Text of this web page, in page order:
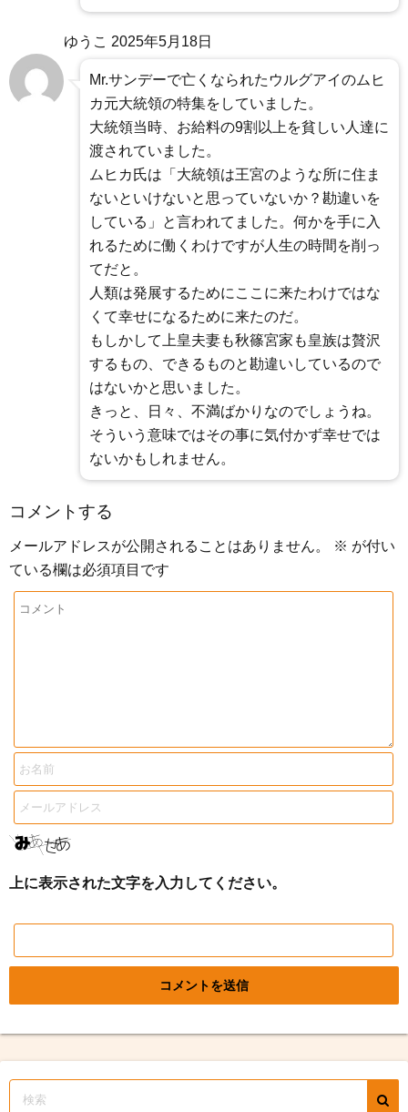
ゆうこ 2025年5月18日
Mr.サンデーで亡くなられたウルグアイのムヒ
カ元大統領の特集をしていました。
大統領当時、お給料の9割以上を貧しい人達に
渡されていました。
ムヒカ氏は「大統領は王宮のような所に住ま
ないといけないと思っていないか？勘違いを
している」と言われてました。何かを手に入
れるために働くわけですが人生の時間を削っ
てだと。
人類は発展するためにここに来たわけではな
くて幸せになるために来たのだ。
もしかして上皇夫妻も秋篠宮家も皇族は贅沢
するもの、できるものと勘違いしているので
はないかと思いました。
きっと、日々、不満ばかりなのでしょうね。
そういう意味ではその事に気付かず幸せでは
ないかもしれません。
コメントする
メールアドレスが公開されることはありません。 ※ が付い
ている欄は必須項目です
上に表示された文字を入力してください。